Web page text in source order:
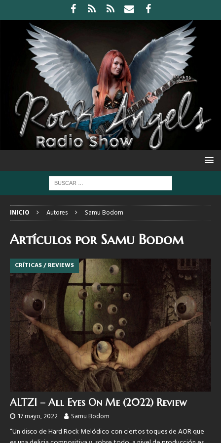
INICIO Autores Samu Bodom
Artículos porSamu Bodom
CRÍTICAS / REVIEWS
ALTZI – All Eyes On Me (2022) Review
17 mayo, 2022 Samu Bodom
“Un disco de Hard Rock Melódico con ciertos toques de AOR que